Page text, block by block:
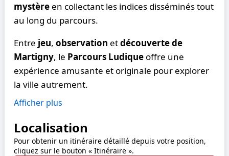
mystère en collectant les indices disséminés tout
au long du parcours.
Entre jeu,observation etdécouverte de
Martigny, le Parcours Ludique offre une
expérience amusante et originale pour explorer
la ville autrement.
Afficher plus
Localisation
Pour obtenir un itinéraire détaillé depuis votre position,
cliquez sur le bouton « Itinéraire ».